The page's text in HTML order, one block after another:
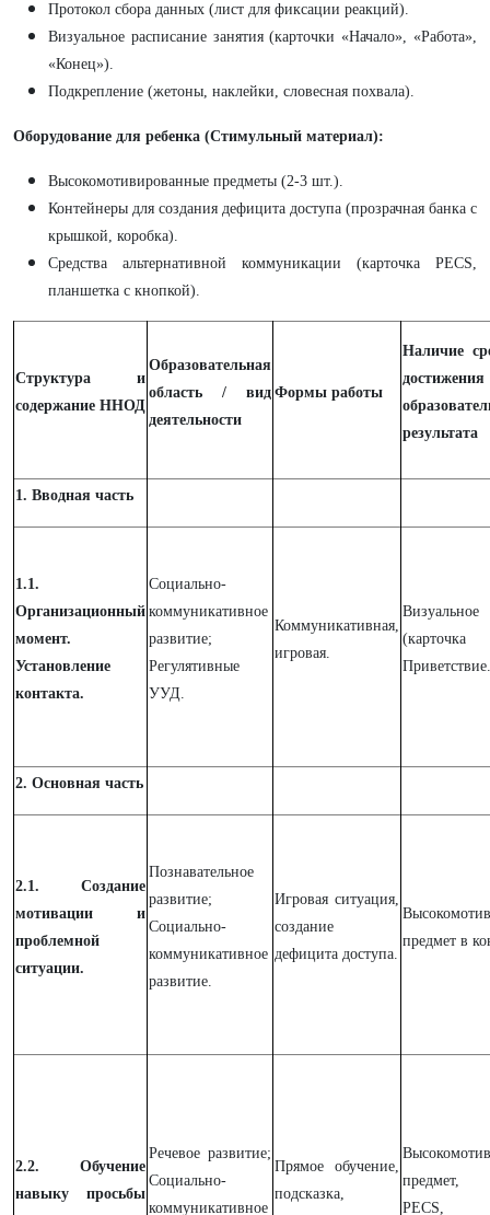
Протокол сбора данных (лист для фиксации реакций).
Визуальное расписание занятия (карточки «Начало», «Работа»,
«Конец»).
Подкрепление (жетоны, наклейки, словесная похвала).
Оборудование для ребенка (Стимульный материал):
Высокомотивированные предметы (2-3 шт.).
Контейнеры для создания дефицита доступа (прозрачная банка с
крышкой, коробка).
Средства альтернативной коммуникации (карточка PECS,
планшетка с кнопкой).
Структура и
содержание ННОД
Образовательная
область / вид
деятельности
Формы работы
Наличие
достижения
результата
1. Вводная часть
1.1.
Организационный
момент.
Установление
контакта.
Социально-
коммуникативное
развитие;
Регулятивные
УУД.
Коммуникативная,
игровая.
Визуальное
(карточка
Приветствие.
2. Основная часть
2.1. Создание
мотивации и
проблемной
ситуации.
Познавательное
развитие;
Социально-
коммуникативное
развитие.
Игровая ситуация,
создание
дефицита доступа.
предмет в
2.2. Обучение
навыку просьбы
Речевое развитие;
Социально-
коммуникативное
Прямое обучение,
подсказка,
предмет,
PECS,